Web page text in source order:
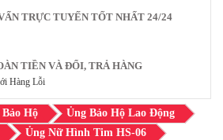
TRỰC TUYẾN TỐT NHẤT 24/24
TIỀN VÀ ĐỔI, TRẢ HÀNG
Hàng Lỗi
Hộ
Ủng Bảo Hộ Lao Động
Ủng Nữ Hình Tim HS-06